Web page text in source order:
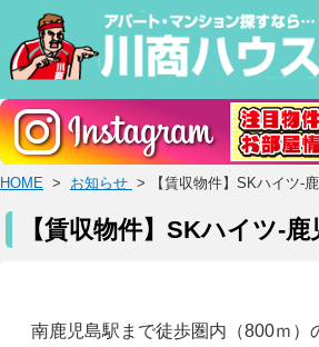
HOME > お知らせ > 【賃収物件】SKハイツ-
【賃収物件】SKハイツ-
南鹿児島駅まで徒歩圏内（800ｍ）